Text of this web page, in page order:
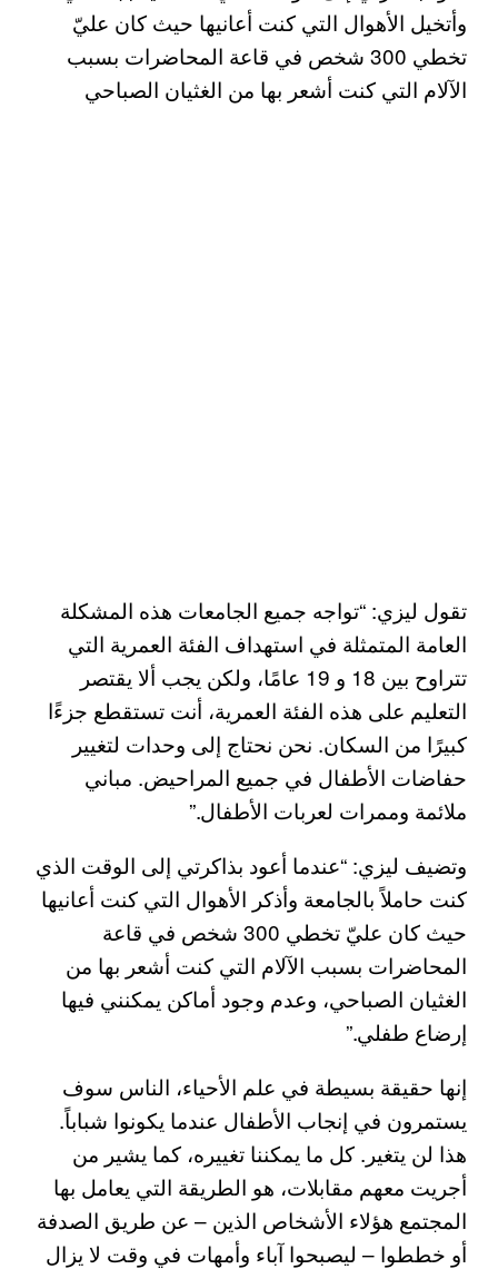
وأتخيل الأهوال التي كنت أعانيها حيث كان عليّ
تخطي 300 شخص في قاعة المحاضرات بسبب
الآلام التي كنت أشعر بها من الغثيان الصباحي
تقول ليزي: “تواجه جميع الجامعات هذه المشكلة
العامة المتمثلة في استهداف الفئة العمرية التي
تتراوح بين 18 و 19 عامًا، ولكن يجب ألا يقتصر
التعليم على هذه الفئة العمرية، أنت تستقطع جزءًا
كبيرًا من السكان. نحن نحتاج إلى وحدات لتغيير
حفاضات الأطفال في جميع المراحيض. مباني
ملائمة وممرات لعربات الأطفال.”
وتضيف ليزي: “عندما أعود بذاكرتي إلى الوقت الذي
كنت حاملاً بالجامعة وأذكر الأهوال التي كنت أعانيها
حيث كان عليّ تخطي 300 شخص في قاعة
المحاضرات بسبب الآلام التي كنت أشعر بها من
الغثيان الصباحي، وعدم وجود أماكن يمكنني فيها
إرضاع طفلي.”
إنها حقيقة بسيطة في علم الأحياء، الناس سوف
يستمرون في إنجاب الأطفال عندما يكونوا شباباً.
هذا لن يتغير. كل ما يمكننا تغييره، كما يشير من
أجريت معهم مقابلات، هو الطريقة التي يعامل بها
المجتمع هؤلاء الأشخاص الذين – عن طريق الصدفة
أو خططوا – ليصبحوا آباء وأمهات في وقت لا يزال